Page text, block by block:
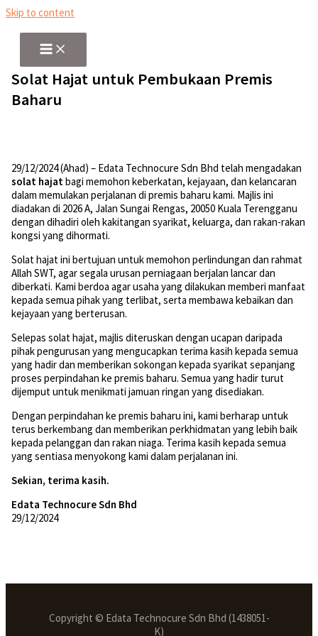
Skip to content
Solat Hajat untuk Pembukaan Premis
Baharu
29/12/2024 (Ahad) – Edata Technocure Sdn Bhd telah mengadakan
solat hajatbagi memohon keberkatan, kejayaan, dan kelancaran
dalam memulakan perjalanan di premis baharu kami. Majlis ini
diadakan di 2026 A, Jalan Sungai Rengas, 20050 Kuala Terengganu
dengan dihadiri oleh kakitangan syarikat, keluarga, dan rakan-rakan
kongsi yang dihormati.
Solat hajat ini bertujuan untuk memohon perlindungan dan rahmat
Allah SWT, agar segala urusan perniagaan berjalan lancar dan
diberkati. Kami berdoa agar usaha yang dilakukan memberi manfaat
kepada semua pihak yang terlibat, serta membawa kebaikan dan
kejayaan yang berterusan.
Selepas solat hajat, majlis diteruskan dengan ucapan daripada
pihak pengurusan yang mengucapkan terima kasih kepada semua
yang hadir dan memberikan sokongan kepada syarikat sepanjang
proses perpindahan ke premis baharu. Semua yang hadir turut
dijemput untuk menikmati jamuan ringan yang disediakan.
Dengan perpindahan ke premis baharu ini, kami berharap untuk
terus berkembang dan memberikan perkhidmatan yang lebih baik
kepada pelanggan dan rakan niaga. Terima kasih kepada semua
yang sentiasa menyokong kami dalam perjalanan ini.
Sekian, terima kasih.
Edata Technocure Sdn Bhd
29/12/2024
Copyright © Edata Technocure Sdn Bhd (1438051-
K)